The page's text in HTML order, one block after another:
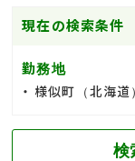
現在の検索条件
勤務地
様似町（北海道
検